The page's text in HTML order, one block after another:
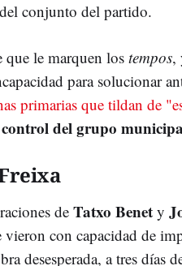
conjunto del partido.
le marquen los tempos,
para solucionar
primarias que tildan de
del grupo
de Tatxo Benet y
vieron con capacidad de
desesperada, a tres días